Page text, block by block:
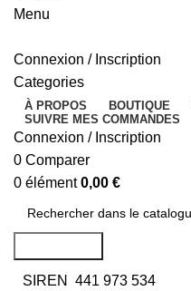
Menu
Connexion / Inscription
Categories
À PROPOS BOUTIQUE
SUIVRE MES COMMANDES
Connexion / Inscription
0 Comparer
0 élément 0,00 €
SIREN 441 973 534